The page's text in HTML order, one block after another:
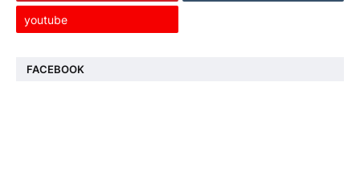
youtube
FACEBOOK